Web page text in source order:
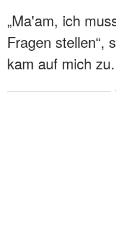
„Ma'am, ich
Fragen stellen“,
kam auf mich zu.